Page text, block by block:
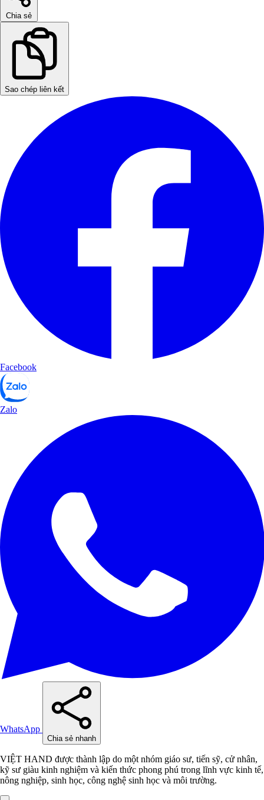
Chia sẻ
Sao chép liên kết
Facebook
Zalo
WhatsApp
Chia sẻ nhanh
VIỆT HAND được thành lập do một nhóm giáo sư, tiến sỹ, cử nhân,
kỹ sư giàu kinh nghiệm và kiến thức phong phú trong lĩnh vực kinh tế,
nông nghiệp, sinh học, công nghệ sinh học và môi trường.